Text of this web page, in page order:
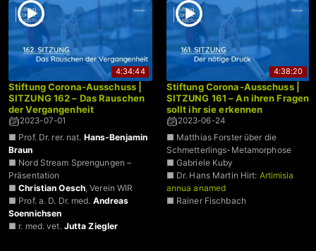
4:34:44
Stiftung Corona-Ausschuss |
SITZUNG 162 – Das Rauschen
der Vergangenheit
2023-07-01
■ Prof. Dr. rer. nat. Hans-Benjamin
Braun
■ Nord Stream Sprengungen –
Präsentation
■Christian Oesch, Verein WIR
■ Prof. a. D. Dr. med. Andreas
Soennichsen
■ r. med. vet. Jutta Ziegler
4:38:20
Stiftung Corona-Ausschuss |
SITZUNG 161 – An ihren Fragen
sollt ihr sie erkennen
2023-06-24
■ Matthias Forster über die
Schmetterlings-Metamorphose
■ Gabriele Kuby
■ Dr. Hans Martin Hirt: Artimisia
annua anamed
■ Rainer Fischbach